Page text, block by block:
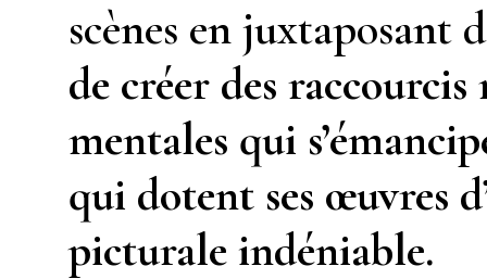
scènes en juxtaposant
de créer des
mentales qui
qui dotent ses œuvres
picturale indéniable.